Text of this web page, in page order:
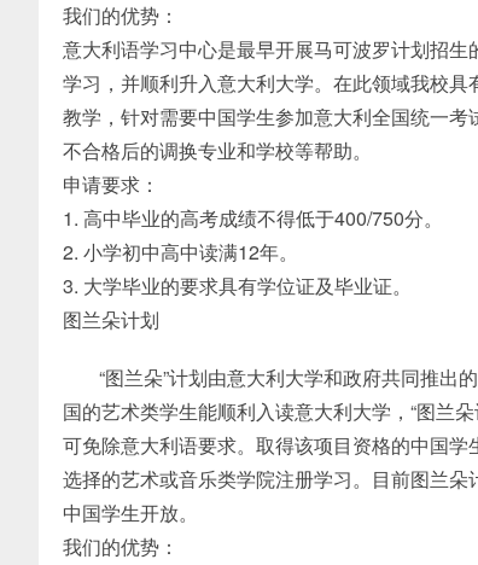
我们的优势：
意大利语学习中心是最早开展马可波罗计划招
学习，并顺利升入意大利大学。在此领域我校
教学，针对需要中国学生参加意大利全国统一
不合格后的调换专业和学校等帮助。
申请要求：
1. 高中毕业的高考成绩不得低于400/750分。
2. 小学初中高中读满12年。
3. 大学毕业的要求具有学位证及毕业证。
图兰朵计划
“图兰朵”计划由意大利大学和政府共同推
国的艺术类学生能顺利入读意大利大学，“图兰
可免除意大利语要求。取得该项目资格的中国
选择的艺术或音乐类学院注册学习。目前图兰
中国学生开放。
我们的优势：